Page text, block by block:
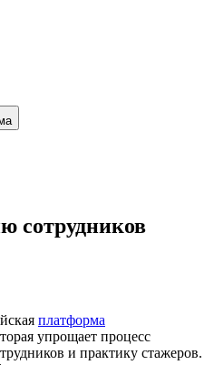
сотрудников
платформа
упрощает процесс
и практику стажеров.